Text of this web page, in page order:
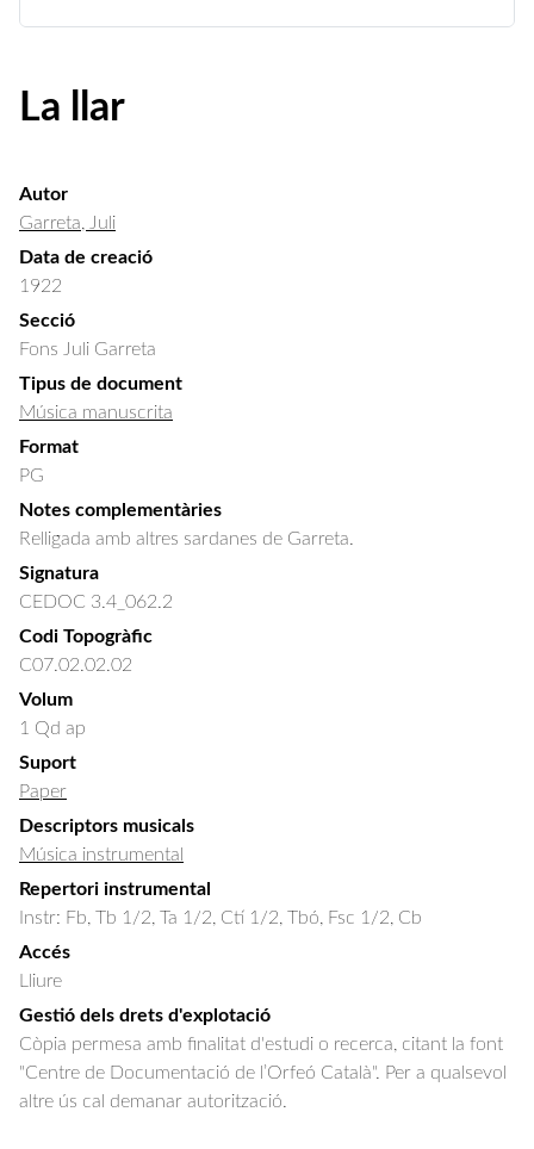
La llar
Autor
Garreta, Juli
Data de creació
1922
Secció
Fons Juli Garreta
Tipus de document
Música manuscrita
Format
PG
Notes complementàries
Relligada amb altres sardanes de Garreta.
Signatura
CEDOC 3.4_062.2
Codi Topogràfic
C07.02.02.02
Volum
1 Qd ap
Suport
Paper
Descriptors musicals
Música instrumental
Repertori instrumental
Instr: Fb, Tb 1/2, Ta 1/2, Ctí 1/2, Tbó, Fsc 1/2, Cb
Accés
Lliure
Gestió dels drets d'explotació
Còpia permesa amb finalitat d'estudi o recerca, citant la font
"Centre de Documentació de l’Orfeó Català". Per a qualsevol
altre ús cal demanar autorització.